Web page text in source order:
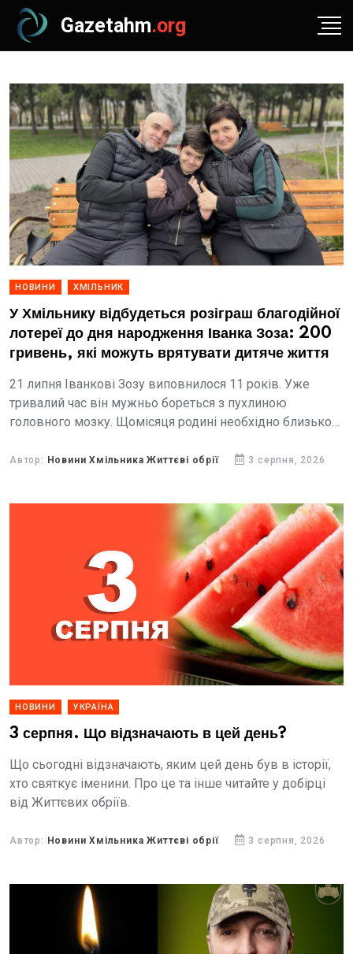
Gazetahm.org
НОВИНИ ХМІЛЬНИК
У Хмільнику відбудеться розіграш благодійної
лотереї до дня народження Іванка Зоза: 200
гривень, які можуть врятувати дитяче життя
21 липня Іванкові Зозу виповнилося 11 років. Уже
тривалий час він мужньо бореться з пухлиною
головного мозку. Щомісяця родині необхідно близько
Автор: Новини Хмільника Життєві обрії 3 серпня, 2026
НОВИНИ УКРАЇНА
3 серпня. Що відзначають в цей день?
Що сьогодні відзначають, яким цей день був в історії,
хто святкує іменини. Про це та інше читайте у добірці
від Життєвих обріїв.
Автор: Новини Хмільника Життєві обрії 3 серпня, 2026